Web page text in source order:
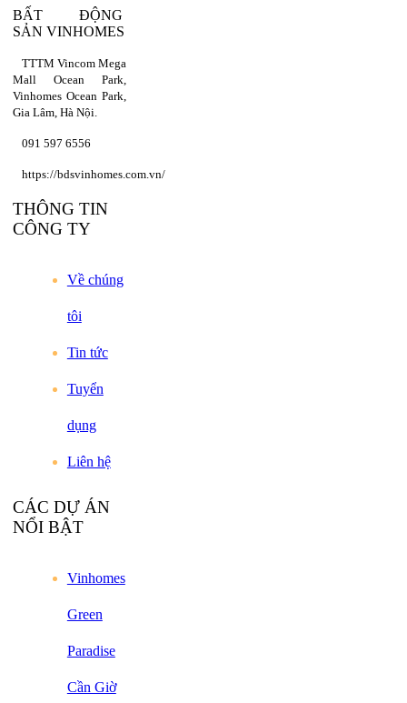
BẤT ĐỘNG
SẢN VINHOMES
TTTM Vincom Mega
Mall Ocean Park,
Vinhomes Ocean Park,
Gia Lâm, Hà Nội.
091 597 6556
https://bdsvinhomes.com.vn/
THÔNG TIN
CÔNG TY
Về chúng
tôi
Tin tức
Tuyển
dụng
Liên hệ
CÁC DỰ ÁN
NỔI BẬT
Vinhomes
Green
Paradise
Cần Giờ